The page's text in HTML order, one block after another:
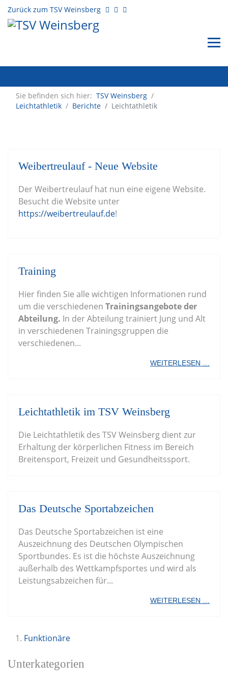
Zurück zum TSV Weinsberg
Sie befinden sich hier: TSV Weinsberg /
Leichtathletik / Berichte Leichtathletik
Weibertreulauf - Neue Website
Der Weibertreulauf hat nun eine eigene Website.
Besucht die Website unter
https://weibertreulauf.de!
Training
Hier finden Sie alle wichtigen Informationen rund
um die verschiedenen Trainingsangebote der
Abteilung. In der Abteilung trainiert Jung und Alt
in verschiedenen Trainingsgruppen die
verschiedenen...
WEITERLESEN …
Leichtathletik im TSV Weinsberg
Die Leichtathletik des TSV Weinsberg dient zur
Erhaltung der körperlichen Fitness im Bereich
Breitensport, Freizeit und Gesundheitssport.
Das Deutsche Sportabzeichen
Das Deutsche Sportabzeichen ist eine
Auszeichnung des Deutschen Olympischen
Sportbundes. Es ist die höchste Auszeichnung
außerhalb des Wettkampfsportes und wird als
Leistungsabzeichen für...
WEITERLESEN …
Funktionäre
Unterkategorien